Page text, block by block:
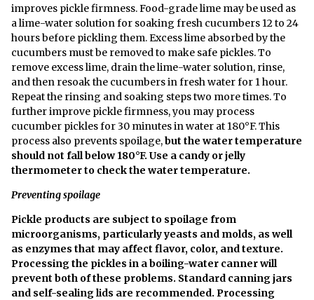
improves pickle firmness. Food-grade lime may be used as
a lime-water solution for soaking fresh cucumbers 12 to 24
hours before pickling them. Excess lime absorbed by the
cucumbers must be removed to make safe pickles. To
remove excess lime, drain the lime-water solution, rinse,
and then resoak the cucumbers in fresh water for 1 hour.
Repeat the rinsing and soaking steps two more times. To
further improve pickle firmness, you may process
cucumber pickles for 30 minutes in water at 180°F. This
process also prevents spoilage,but the water temperature
should not fall below 180°F. Use a candy or jelly
thermometer to check the water temperature.
Preventing spoilage
Pickle products are subject to spoilage from
microorganisms, particularly yeasts and molds, as well
as enzymes that may affect flavor, color, and texture.
Processing the pickles in a boiling-water canner will
prevent both of these problems. Standard canning jars
and self-sealing lids are recommended. Processing